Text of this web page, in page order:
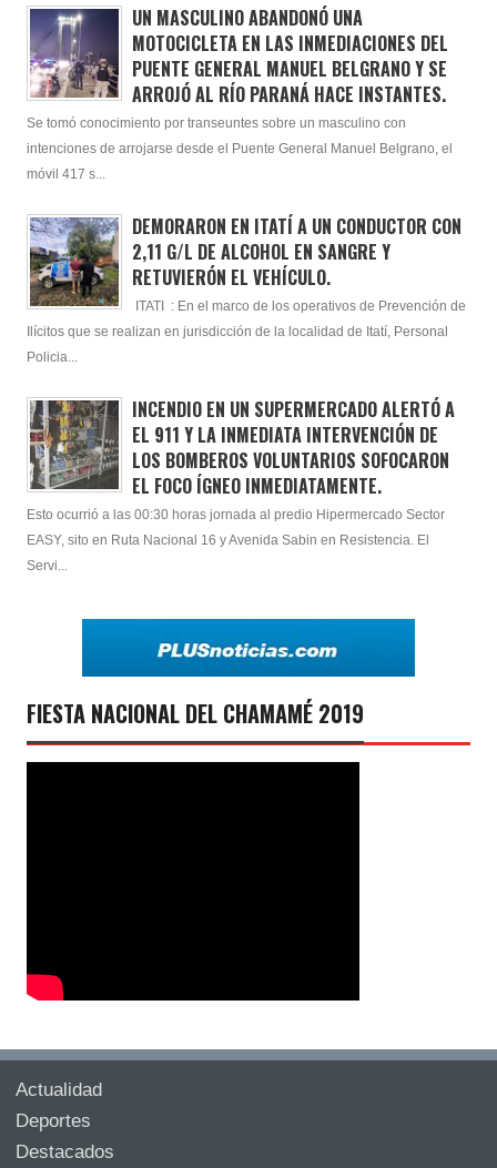
UN MASCULINO ABANDONÓ UNA
MOTOCICLETA EN LAS INMEDIACIONES DEL
PUENTE GENERAL MANUEL BELGRANO Y SE
ARROJÓ AL RÍO PARANÁ HACE INSTANTES.
Se tomó conocimiento por transeuntes sobre un masculino con
intenciones de arrojarse desde el Puente General Manuel Belgrano, el
móvil 417 s...
DEMORARON EN ITATÍ A UN CONDUCTOR CON
2,11 G/L DE ALCOHOL EN SANGRE Y
RETUVIERÓN EL VEHÍCULO.
ITATI : En el marco de los operativos de Prevención de
Ilícitos que se realizan en jurisdicción de la localidad de Itatí, Personal
Policia...
INCENDIO EN UN SUPERMERCADO ALERTÓ A
EL 911 Y LA INMEDIATA INTERVENCIÓN DE
LOS BOMBEROS VOLUNTARIOS SOFOCARON
EL FOCO ÍGNEO INMEDIATAMENTE.
Esto ocurrió a las 00:30 horas jornada al predio Hipermercado Sector
EASY, sito en Ruta Nacional 16 y Avenida Sabin en Resistencia. El
Servi...
FIESTA NACIONAL DEL CHAMAMÉ 2019
Actualidad
Deportes
Destacados